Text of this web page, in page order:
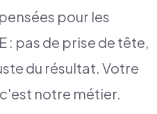
pour les
: pas de prise de tête,
du résultat. Votre
notre métier.